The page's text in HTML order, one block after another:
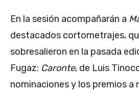
En la sesión acompañarán a
destacados cortometrajes,
sobresalieron en la pasada
Fugaz: Caronte, de Luis
nominaciones y los premios a